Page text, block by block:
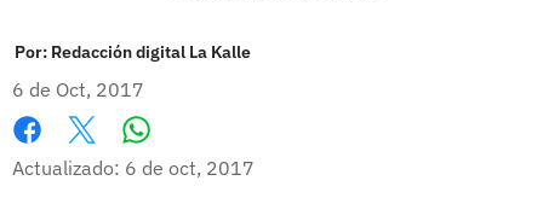
Por: Redacción digital La Kalle
6 de Oct, 2017
Facebook
X
Actualizado: 6 de oct, 2017